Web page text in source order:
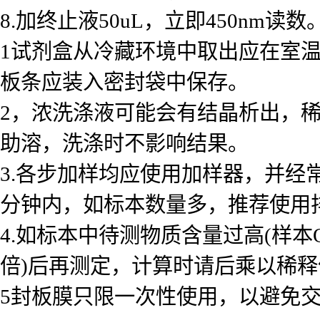
8.加终止液50uL，立即450nm读数
1试剂盒从冷藏环境中取出应在室
板条应装入密封袋中保存。
2，浓洗涤液可能会有结晶析出，
助溶，洗涤时不影响结果。
3.各步加样均应使用加样器，并经
分钟内，如标本数量多，推荐使用
4.如标本中待测物质含量过高(样
倍)后再测定，计算时请后乘以稀
5封板膜只限一次性使用，以避免